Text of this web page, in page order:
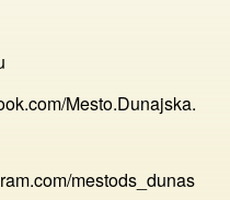
Mesto.Dunajska.
mestods_dunas